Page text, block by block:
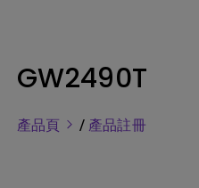
GW2490T
產品頁 / 產品註冊